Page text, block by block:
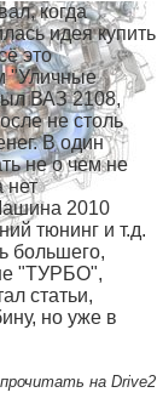
когда
идея купить
это
"Уличные
ВАЗ 2108,
не столь
В один
не о чем не
нет
2010
тюнинг и т.д.
большего,
"ТУРБО",
статьи,
но уже в
на Drive2